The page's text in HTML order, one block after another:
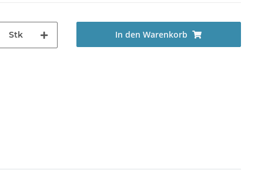
Stk In den Warenkorb